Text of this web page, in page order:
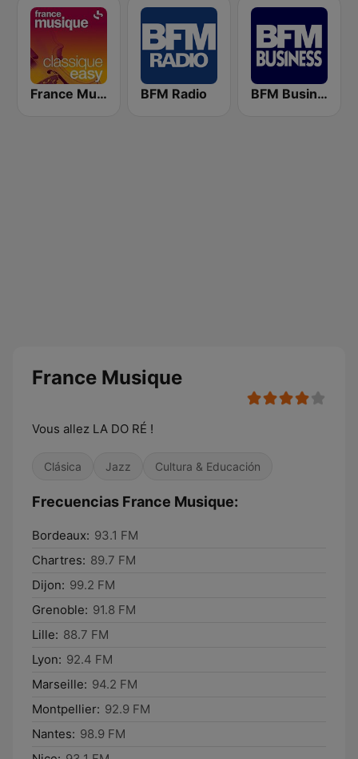
France Musique Classique Easy BFM Radio BFM Business 100.8 FM
France Musique
Vous allez LA DO RÉ !
Clásica Jazz Cultura & Educación
Frecuencias France Musique:
Bordeaux: 93.1 FM
Chartres: 89.7 FM
Dijon: 99.2 FM
Grenoble: 91.8 FM
Lille: 88.7 FM
Lyon: 92.4 FM
Marseille: 94.2 FM
Montpellier: 92.9 FM
Nantes: 98.9 FM